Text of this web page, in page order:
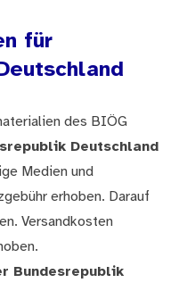
für
des BIÖG
Deutschland
Medien und
erhoben. Darauf
Versandkosten
Bundesrepublik